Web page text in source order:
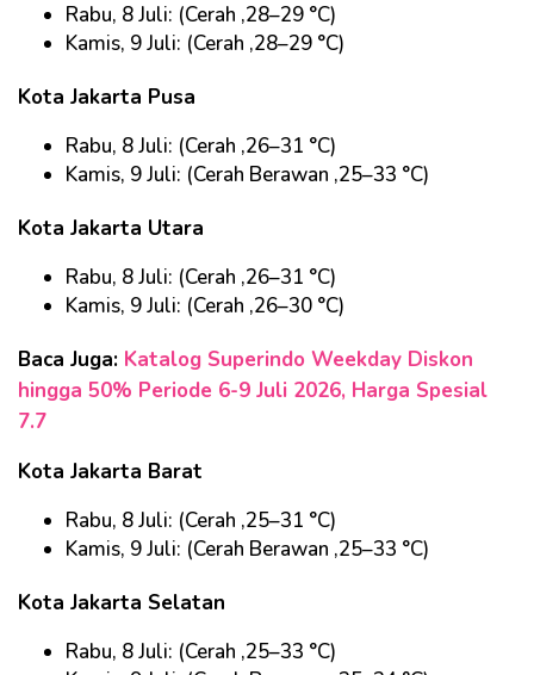
Rabu, 8 Juli: (Cerah ,28–29 °C)
Kamis, 9 Juli: (Cerah ,28–29 °C)
Kota Jakarta Pusa
Rabu, 8 Juli: (Cerah ,26–31 °C)
Kamis, 9 Juli: (Cerah Berawan ,25–33 °C)
Kota Jakarta Utara
Rabu, 8 Juli: (Cerah ,26–31 °C)
Kamis, 9 Juli: (Cerah ,26–30 °C)
Baca Juga: Katalog Superindo Weekday Diskon
hingga 50% Periode 6-9 Juli 2026, Harga Spesial
7.7
Kota Jakarta Barat
Rabu, 8 Juli: (Cerah ,25–31 °C)
Kamis, 9 Juli: (Cerah Berawan ,25–33 °C)
Kota Jakarta Selatan
Rabu, 8 Juli: (Cerah ,25–33 °C)